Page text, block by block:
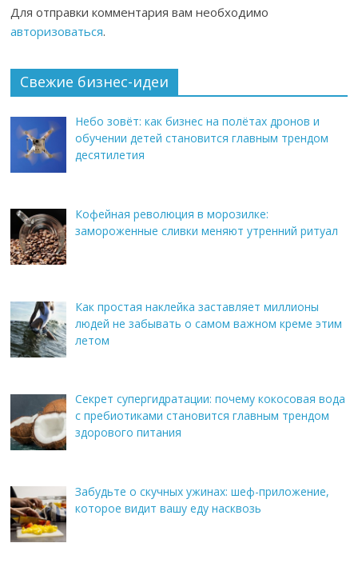
Для отправки комментария вам необходимо
авторизоваться.
Свежие бизнес-идеи
Небо зовёт: как бизнес на полётах дронов и
обучении детей становится главным трендом
десятилетия
Кофейная революция в морозилке:
замороженные сливки меняют утренний ритуал
Как простая наклейка заставляет миллионы
людей не забывать о самом важном креме этим
летом
Секрет супергидратации: почему кокосовая вода
с пребиотиками становится главным трендом
здорового питания
Забудьте о скучных ужинах: шеф-приложение,
которое видит вашу еду насквозь